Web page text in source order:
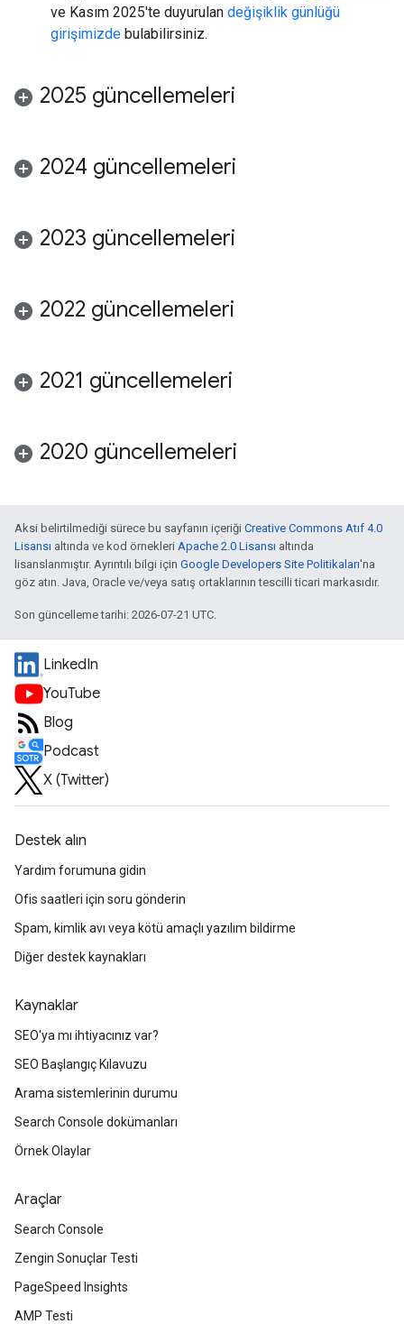
ve Kasım 2025'te duyurulan değişiklik günlüğü
girişimizde bulabilirsiniz.
2025 güncellemeleri
2024 güncellemeleri
2023 güncellemeleri
2022 güncellemeleri
2021 güncellemeleri
2020 güncellemeleri
Aksi belirtilmediği sürece bu sayfanın içeriği Creative Commons Atıf 4.0
Lisansı altında ve kod örnekleri Apache 2.0 Lisansı altında
lisanslanmıştır. Ayrıntılı bilgi için Google Developers Site Politikaları'na
göz atın. Java, Oracle ve/veya satış ortaklarının tescilli ticari markasıdır.
Son güncelleme tarihi: 2026-07-21 UTC.
LinkedIn
YouTube
Blog
Podcast
X (Twitter)
Destek alın
Yardım forumuna gidin
Ofis saatleri için soru gönderin
Spam, kimlik avı veya kötü amaçlı yazılım bildirme
Diğer destek kaynakları
Kaynaklar
SEO'ya mı ihtiyacınız var?
SEO Başlangıç Kılavuzu
Arama sistemlerinin durumu
Search Console dokümanları
Örnek Olaylar
Araçlar
Search Console
Zengin Sonuçlar Testi
PageSpeed Insights
AMP Testi